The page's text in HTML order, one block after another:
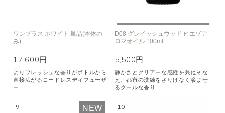
ワンプラス ホワイト 単品(本体の
み)
17,600円
よりフレッシュな香りがボトルから
直接広がるコードレスディフューザ
ー
D08 グレイッシュウッド ピエゾア
ロマオイル 100ml
5,500円
静かさとクリアーな感性を兼ねそな
え、都市の洗練をさりげなく滲ませ
るクールな香り
NEW